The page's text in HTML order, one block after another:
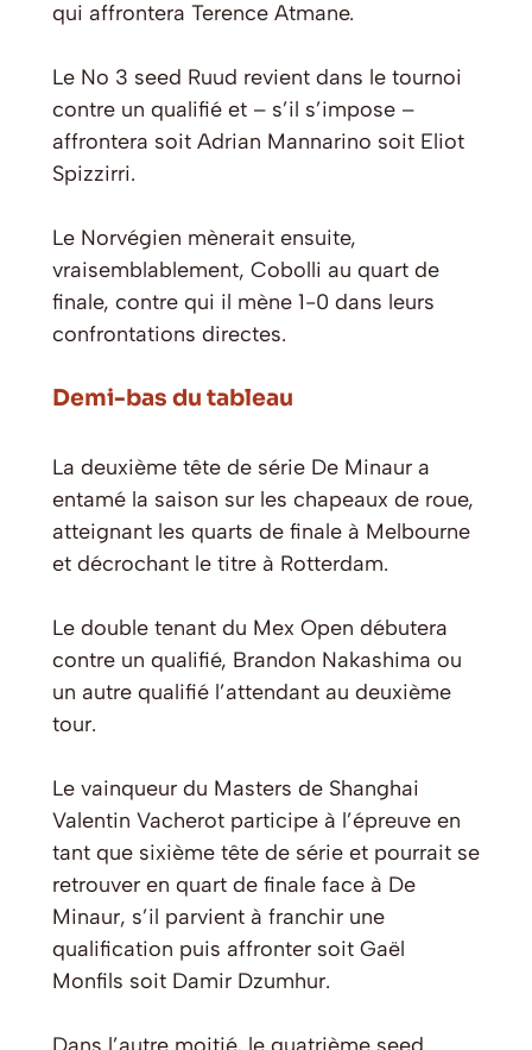
qui affrontera Terence Atmane.
Le No 3 seed Ruud revient dans le tournoi
contre un qualifié et – s’il s’impose –
affrontera soit Adrian Mannarino soit Eliot
Spizzirri.
Le Norvégien mènerait ensuite,
vraisemblablement, Cobolli au quart de
finale, contre qui il mène 1-0 dans leurs
confrontations directes.
Demi-bas du tableau
La deuxième tête de série De Minaur a
entamé la saison sur les chapeaux de roue,
atteignant les quarts de finale à Melbourne
et décrochant le titre à Rotterdam.
Le double tenant du Mex Open débutera
contre un qualifié, Brandon Nakashima ou
un autre qualifié l’attendant au deuxième
tour.
Le vainqueur du Masters de Shanghai
Valentin Vacherot participe à l’épreuve en
tant que sixième tête de série et pourrait se
retrouver en quart de finale face à De
Minaur, s’il parvient à franchir une
qualification puis affronter soit Gaël
Monfils soit Damir Dzumhur.